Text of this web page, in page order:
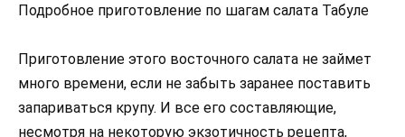
Подробное приготовление по шагам салата Табуле
Приготовление этого восточного салата не займет
много времени, если не забыть заранее поставить
запариваться крупу. И все его составляющие,
несмотря на некоторую экзотичность рецепта,